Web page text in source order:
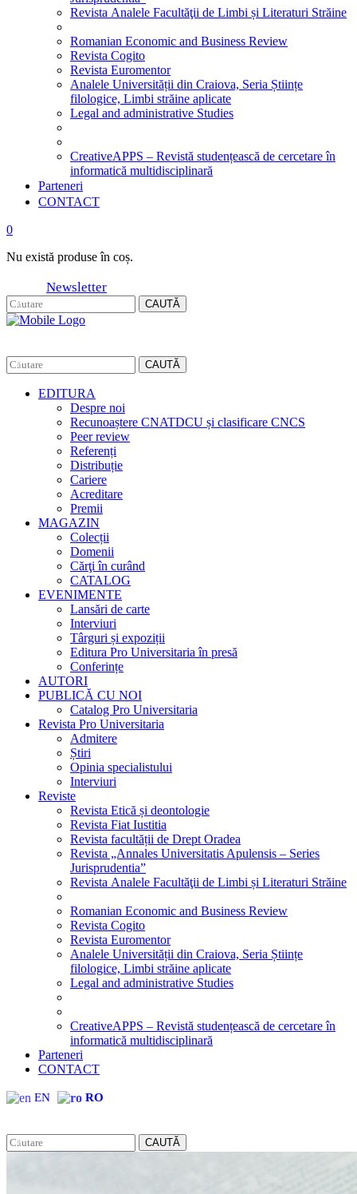
Revista Analele Facultăţii de Limbi și Literaturi Străine
Romanian Economic and Business Review
Revista Cogito
Revista Euromentor
Analele Universității din Craiova, Seria Științe
filologice, Limbi străine aplicate
Legal and administrative Studies
CreativeAPPS – Revistă studențească de cercetare în
informatică multidisciplinară
Parteneri
CONTACT
0
Nu există produse în coș.
Newsletter
CAUTĂ
CAUTĂ
EDITURA
Despre noi
Recunoaștere CNATDCU și clasificare CNCS
Peer review
Referenți
Distribuție
Cariere
Acreditare
Premii
MAGAZIN
Colecții
Domenii
Cărţi în curând
CATALOG
EVENIMENTE
Lansări de carte
Interviuri
Târguri și expoziții
Editura Pro Universitaria în presă
Conferințe
AUTORI
PUBLICĂ CU NOI
Catalog Pro Universitaria
Revista Pro Universitaria
Admitere
Știri
Opinia specialistului
Interviuri
Reviste
Revista Etică și deontologie
Revista Fiat Iustitia
Revista facultății de Drept Oradea
Revista „Annales Universitatis Apulensis – Series
Jurisprudentia”
Revista Analele Facultăţii de Limbi și Literaturi Străine
Romanian Economic and Business Review
Revista Cogito
Revista Euromentor
Analele Universității din Craiova, Seria Științe
filologice, Limbi străine aplicate
Legal and administrative Studies
CreativeAPPS – Revistă studențească de cercetare în
informatică multidisciplinară
Parteneri
CONTACT
EN RO
CAUTĂ